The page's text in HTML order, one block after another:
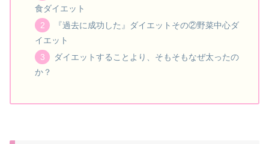
食ダイエット
『過去に成功した』ダイエットその②野菜中心ダ
イエット
ダイエットすることより、そもそもなぜ太ったの
か？